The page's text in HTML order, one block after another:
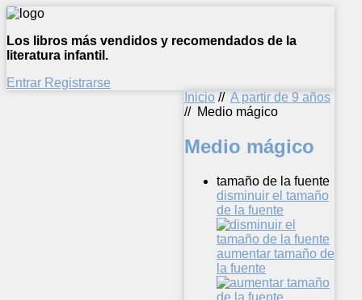
Los libros más vendidos y recomendados de la
literatura infantil.
Entrar Registrarse
Inicio // A partir de 9 años
// Medio mágico
Medio mágico
tamaño de la fuente
disminuir el tamaño
de la fuente
aumentar tamaño de
la fuente